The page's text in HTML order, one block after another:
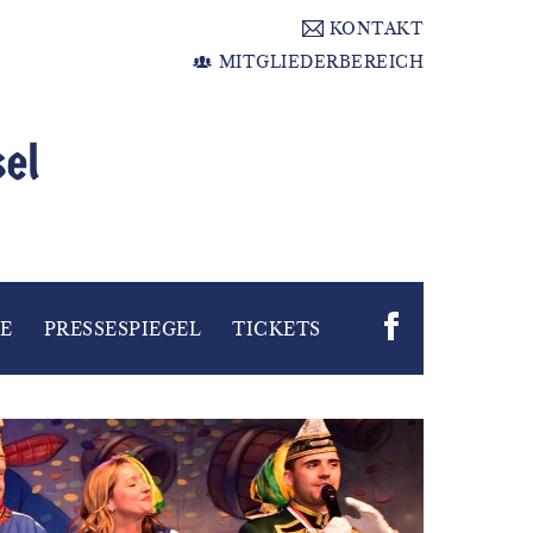
KONTAKT
MITGLIEDERBEREICH
PRESSESPIEGEL TICKETS